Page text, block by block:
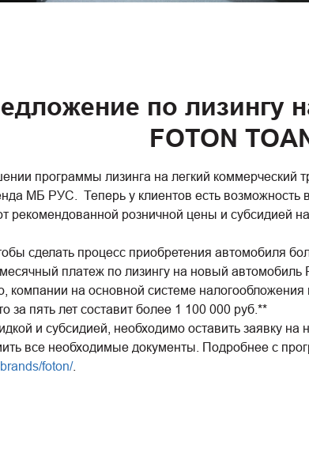
по лизингу
FOTON
программы лизинга на легкий коммерческий
МБ РУС. Теперь у клиентов есть возможность
рекомендованной розничной цены и субсидией
сделать процесс приобретения автомобиля
платеж по лизингу на новый автомобиль
компании на основной системе
за пять лет составит более 1 100 000 руб.**
и субсидией, необходимо оставить заявку
все необходимые документы. Подробнее с
foton/.